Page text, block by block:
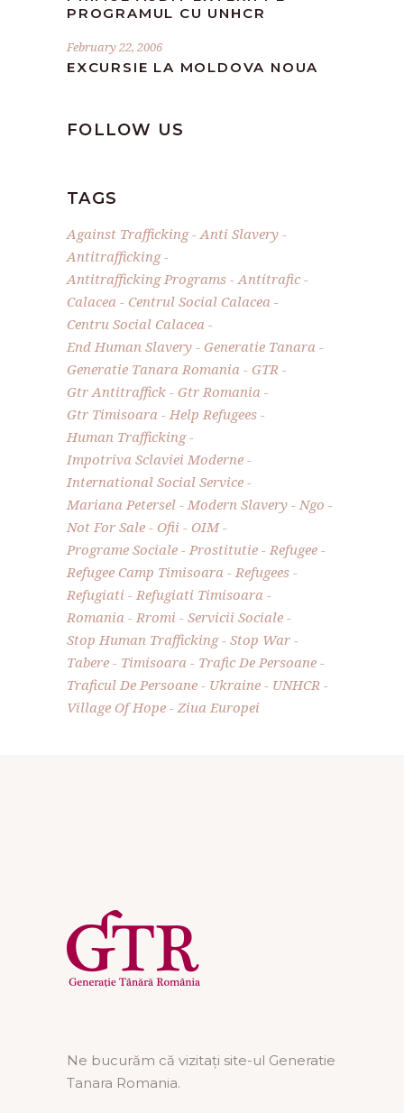
PROGRAMUL CU UNHCR
February 22, 2006
EXCURSIE LA MOLDOVA NOUA
FOLLOW US
TAGS
Against Trafficking
Anti Slavery
Antitrafficking
Antitrafficking Programs
Antitrafic
Calacea
Centrul Social Calacea
Centru Social Calacea
End Human Slavery
Generatie Tanara
Generatie Tanara Romania
GTR
Gtr Antitraffick
Gtr Romania
Gtr Timisoara
Help Refugees
Human Trafficking
Impotriva Sclaviei Moderne
International Social Service
Mariana Petersel
Modern Slavery
Ngo
Not For Sale
Ofii
OIM
Programe Sociale
Prostitutie
Refugee
Refugee Camp Timisoara
Refugees
Refugiati
Refugiati Timisoara
Romania
Rromi
Servicii Sociale
Stop Human Trafficking
Stop War
Tabere
Timisoara
Trafic De Persoane
Traficul De Persoane
Ukraine
UNHCR
Village Of Hope
Ziua Europei
Ne bucurăm că vizitați site-ul Generatie
Tanara Romania.